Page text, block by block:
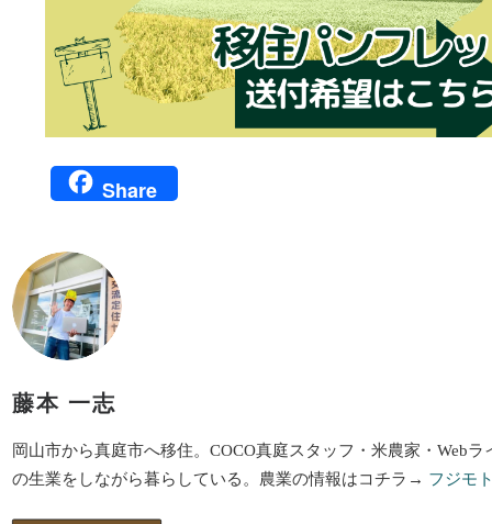
Share
藤本 一志
岡山市から真庭市へ移住。COCO真庭スタッフ・米農家・Webラ
の生業をしながら暮らしている。農業の情報はコチラ→ フジモ